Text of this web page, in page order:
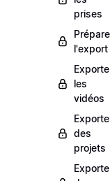
prises
l'export
les
vidéos
des
projets